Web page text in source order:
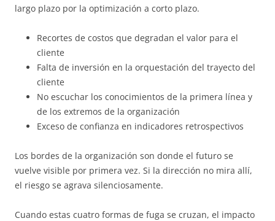
largo plazo por la optimización a corto plazo.
Recortes de costos que degradan el valor para el
cliente
Falta de inversión en la orquestación del trayecto del
cliente
No escuchar los conocimientos de la primera línea y
de los extremos de la organización
Exceso de confianza en indicadores retrospectivos
Los bordes de la organización son donde el futuro se
vuelve visible por primera vez. Si la dirección no mira allí,
el riesgo se agrava silenciosamente.
Cuando estas cuatro formas de fuga se cruzan, el impacto